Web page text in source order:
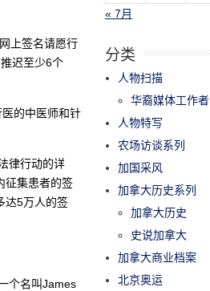
上签名请愿行
迟至少6个
的中医师和针
律行动的详
征集患者的签
达5万人的签
个名叫James
« 7月
分类
人物扫描
华裔媒体工作者
人物特写
农场访谈系列
加国采风
加拿大历史系列
加拿大历史
史说加拿大
加拿大商业档案
北京奥运